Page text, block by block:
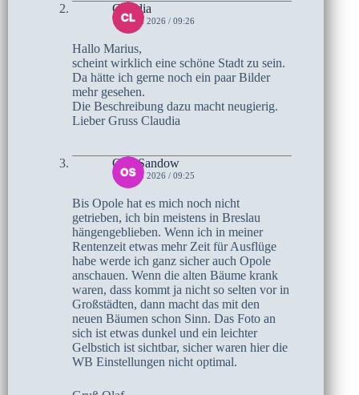
Claudia
18. MAI 2026 / 09:26
Hallo Marius,
scheint wirklich eine schöne Stadt zu sein.
Da hätte ich gerne noch ein paar Bilder
mehr gesehen.
Die Beschreibung dazu macht neugierig.
Lieber Gruss Claudia
Olaf Sandow
18. MAI 2026 / 09:25
Bis Opole hat es mich noch nicht
getrieben, ich bin meistens in Breslau
hängengeblieben. Wenn ich in meiner
Rentenzeit etwas mehr Zeit für Ausflüge
habe werde ich ganz sicher auch Opole
anschauen. Wenn die alten Bäume krank
waren, dass kommt ja nicht so selten vor in
Großstädten, dann macht das mit den
neuen Bäumen schon Sinn. Das Foto an
sich ist etwas dunkel und ein leichter
Gelbstich ist sichtbar, sicher waren hier die
WB Einstellungen nicht optimal.